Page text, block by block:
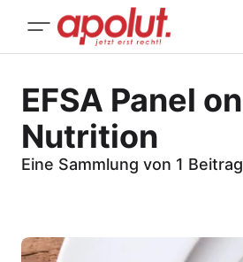
EFSA Panel on
Nutrition
Eine Sammlung von 1 Beitrag